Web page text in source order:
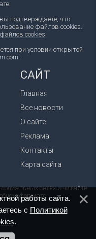
подтверждаете, что
файлов cookies.
cookies.
при условии открытой
САЙТ
Главная
Все новости
О сайте
Реклама
Контакты
Карта сайта
сетях и читайте
формате.
работы сайта.
с Политикой
.